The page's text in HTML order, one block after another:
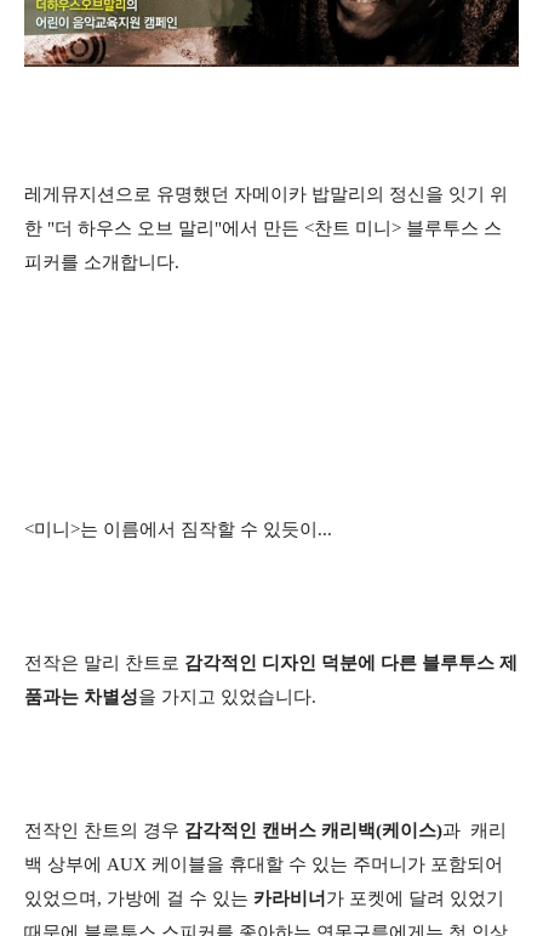
레게뮤지션으로 유명했던 자메이카 밥말리의 정신을 잇기 위
한 "더 하우스 오브 말리"에서 만든 <찬트 미니> 블루투스 스
피커를 소개합니다.
<미니>는 이름에서 짐작할 수 있듯이...
전작은 ​말리 찬트로 감각적인 디자인 덕분에 다른 블루투스 제
품과는 차별성을 가지고 있었습니다.
전작인 찬트의 경우 감각적인 캔버스 캐리백(케이스)과 캐리
백 상부에 AUX 케이블을 휴대할 수 있는 주머니가 포함되어
있었으며, 가방에 걸 수 있는 카라비너 가 포켓에 달려 있었기